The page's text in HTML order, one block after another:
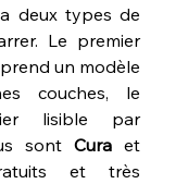
deux types de
Le premier
un modèle
couches, le
lisible par
sont Cura
et très